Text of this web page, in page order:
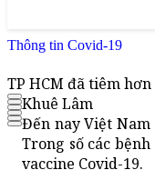
Thông tin Covid-19
TP HCM đã tiêm
Khuê Lâm
Đến nay Việt Nam
Trong số các
vaccine Covid-19.